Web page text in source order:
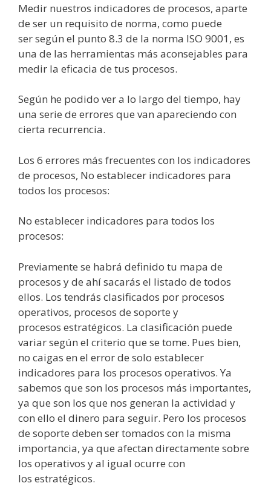
Medir nuestros indicadores de procesos, aparte
de ser un requisito de norma, como puede
sersegún el punto 8.3 de la norma ISO 9001, es
una de las herramientas más aconsejables para
medir la eficacia de tus procesos.
Según he podido ver a lo largo del tiempo, hay
una serie de errores que van apareciendo con
cierta recurrencia.
Los 6 errores más frecuentes con los indicadores
de procesos, No establecer indicadores para
todos los procesos:
No establecer indicadores para todos los
procesos:
Previamente se habrá definido tu mapa de
procesos y de ahísacarás el listado de todos
ellos. Los tendrás clasificados por procesos
operativos, procesos de soporte y
procesos estratégicos. La clasificación puede
variarsegún el criterio que se tome. Pues bien,
no caigas en el error de solo establecer
indicadores para los procesos operativos. Ya
sabemos que son los procesos más importantes,
ya que son los que nos generan la actividad y
con ello el dinero para seguir. Pero los procesos
de soporte deben ser tomados con la misma
importancia, ya que afectan directamente sobre
los operativos y al igual ocurre con
los estratégicos.